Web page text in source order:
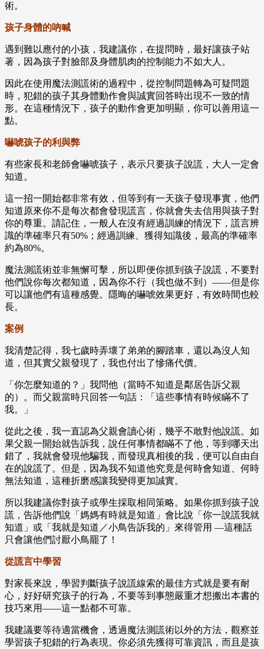
術。
孩子身體的吶喊
遇到難以應付的小孩，我建議你，在提問時，最好讓孩子站
著，因為孩子對臉部及身體肌肉的控制能力不如大人。
因此在使用魔法測謊術的過程中，從控制問題轉為可疑問題
時，犯錯的孩子其身體動作會與誠實回答時出現不一致的情
形。在這種情況下，孩子的動作會更加明顯，你可以善用這一
點。
嚇唬孩子的利與弊
有些家長和老師會嚇唬孩子，表示只要孩子說謊，大人一定會
知道。
這一招一開始都非常有效，但等到有一天孩子發現事實，他們
知道原來你不是每次都會發現謊言，你就會失去信用與孩子對
你的尊重。請記住，一般人在沒有經過訓練的情況下，謊言辨
識的準確率只有50%；經過訓練、獲得知識後，最高的準確率
約為80%。
魔法測謊術並非無懈可擊，所以即便你抓到孩子說謊，不要對
他們說你每次都知道，因為你不行（我也做不到）——但是你
可以讓他們有這種感覺。隱晦的嚇唬效果更好，有效時間也較
長。
案例
我清楚記得，我七歲時弄壞了弟弟的腳踏車，還以為沒人知
道，但其實父親發現了，我也付出了慘痛代價。
「你怎麼知道的？」我問他（當時不知道是鄰居告訴父親
的）。而父親當時只回答一句話：「這些事情有時候瞞不了
我。」
從此之後，我一直認為父親會讀心術，幾乎不敢對他說謊。如
果父親一開始就告訴我，說任何事情都瞞不了他，等到哪天出
錯了，我就會發現他騙我，而發現真相後的我，便可以自由自
在的說謊了。但是，因為我不知道他究竟是何時會知道、何時
無法知道，這種折磨感讓我變得更加誠實。
所以我建議你對孩子或學生採取相同策略。如果你抓到孩子說
謊，告訴他們說「媽媽有時就是知道」會比說「你一說謊我就
知道」或「我就是知道／小鳥告訴我的」來得管用 —這種話
只會讓他們討厭小鳥罷了！
從謊言中學習
對家長來說，學習判斷孩子說謊線索的最佳方式就是要有耐
心，好好研究孩子的行為，不要等到事態嚴重才想搬出本書的
技巧來用——這一點都不可靠。
我建議要等待適當機會，透過魔法測謊術以外的方法，觀察並
學習孩子犯錯的行為表現。你必須先獲得可靠資訊，而且是孩